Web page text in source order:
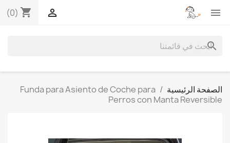

shopping_cart
(0) 
search
الصفحة الرئيسية
Funda para Asiento de Coche para
Perros con Manta Reversible